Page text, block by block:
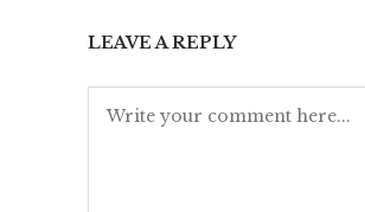
LEAVE A REPLY